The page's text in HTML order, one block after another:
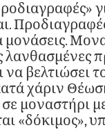
μονάσεις.
λανθασμένες
να βελτιώσει
χάριν
μοναστήρι
«δόκιμος»,